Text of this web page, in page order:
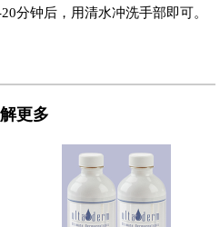
分钟后，用清水冲洗手部即可。
更多